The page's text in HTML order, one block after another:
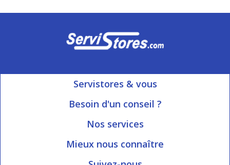
Servistores & vous
Mon compte
Besoin d'un conseil ?
Ouvert du Lundi au Vendredi
Nos services
Informations livraison
Blog Servistores
Mieux nous connaître
Qui sommes-nous?